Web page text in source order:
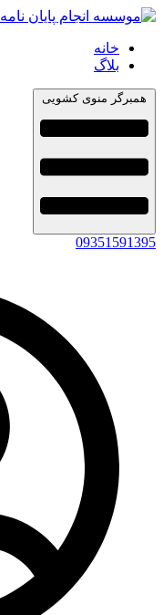
خانه
بلاگ
همبرگر منوی کشویی
09351591395